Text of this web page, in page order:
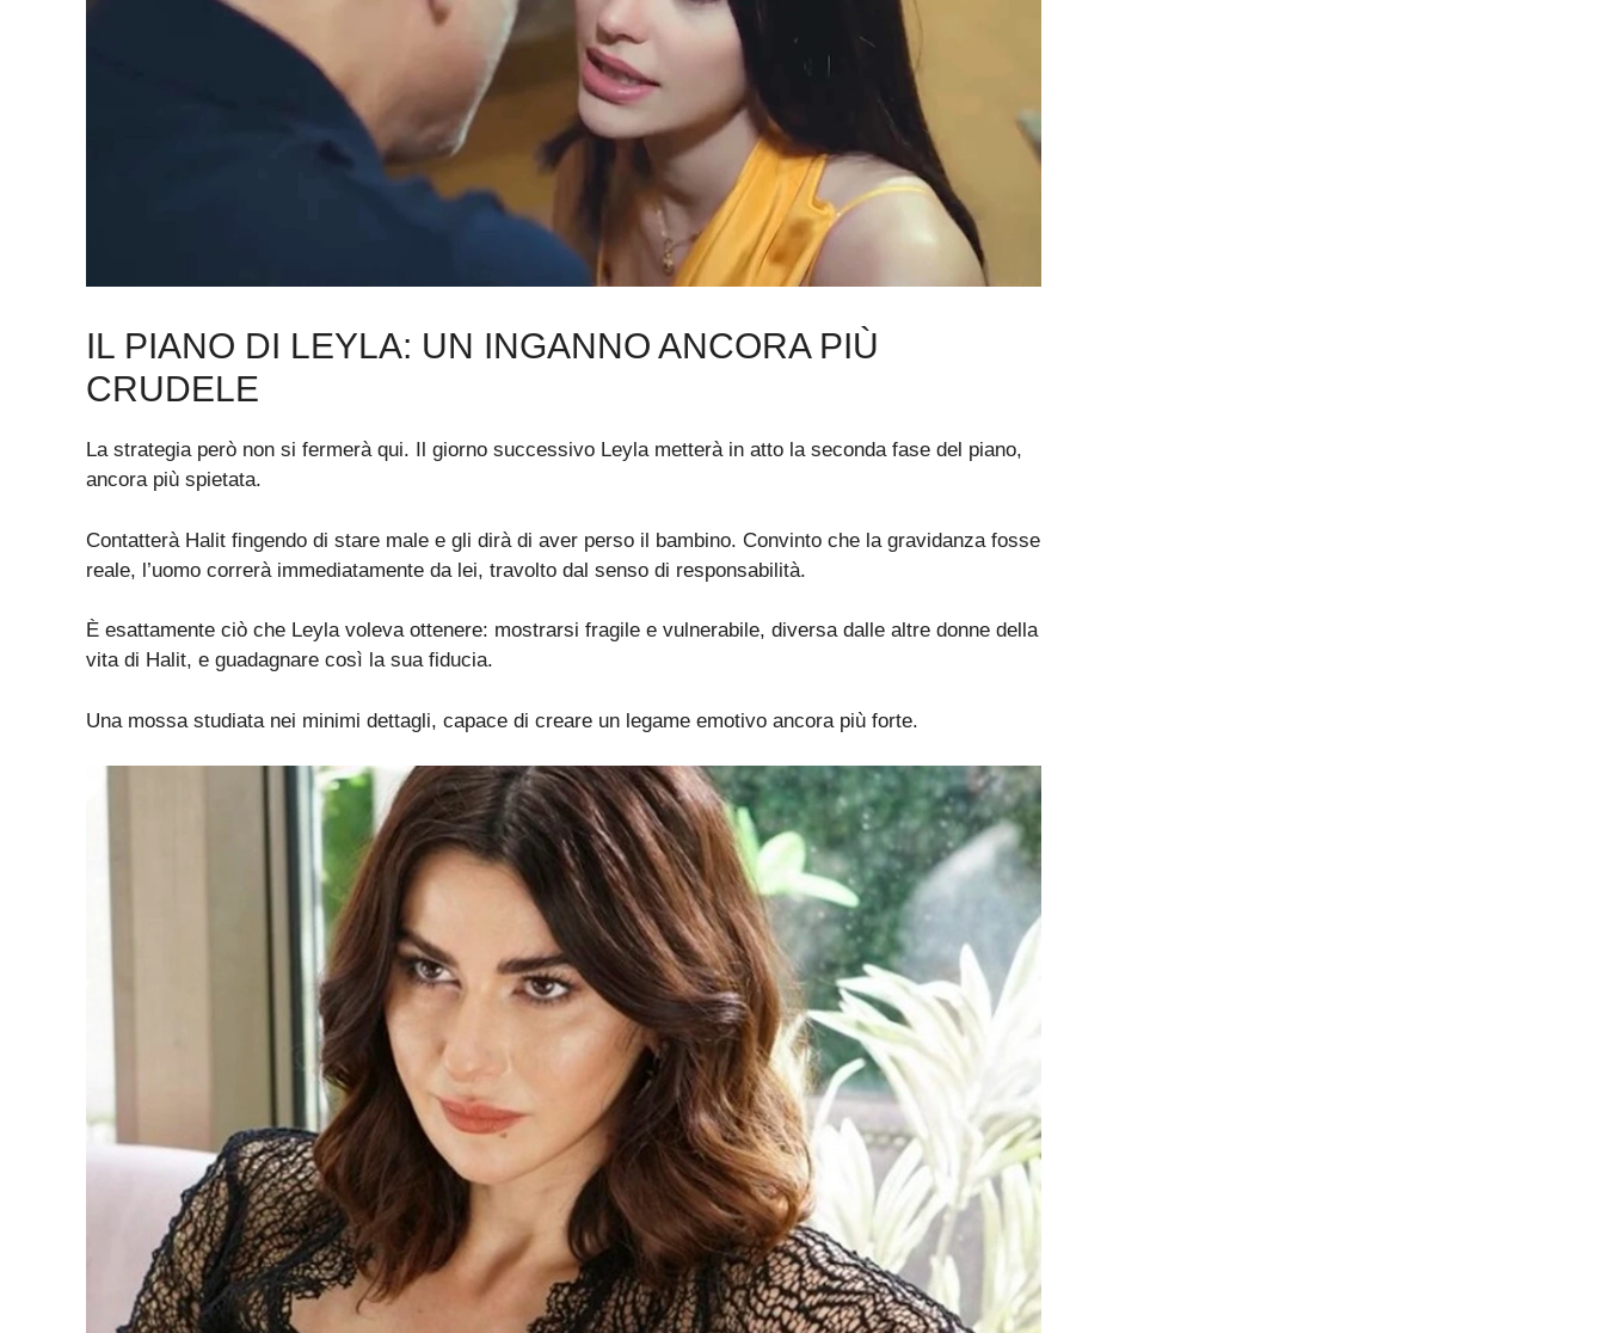
IL PIANO DI LEYLA: UN INGANNO ANCORA PIÙ
CRUDELE
La strategia però non si fermerà qui. Il giorno successivo Leyla metterà in atto la seconda fase del piano,
ancora più spietata.
Contatterà Halit fingendo di stare male e gli dirà di aver perso il bambino. Convinto che la gravidanza fosse
reale, l’uomo correrà immediatamente da lei, travolto dal senso di responsabilità.
È esattamente ciò che Leyla voleva ottenere: mostrarsi fragile e vulnerabile, diversa dalle altre donne della
vita di Halit, e guadagnare così la sua fiducia.
Una mossa studiata nei minimi dettagli, capace di creare un legame emotivo ancora più forte.